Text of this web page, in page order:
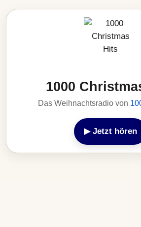
1000
Das Weihnachtsradio von
▶ Jetzt hören